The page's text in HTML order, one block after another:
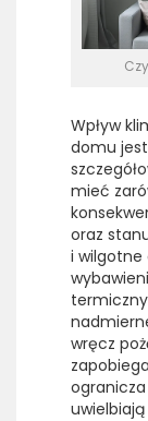
Wpływ
domu
mieć
oraz
i wilgotne
wręcz